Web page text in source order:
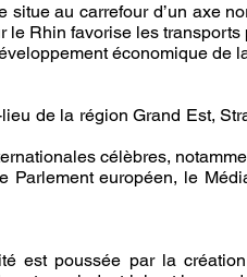
situe au carrefour d’un axe
le Rhin favorise les
économique de
de la région Grand Est,
célèbres,
Parlement européen, le
est poussée par la